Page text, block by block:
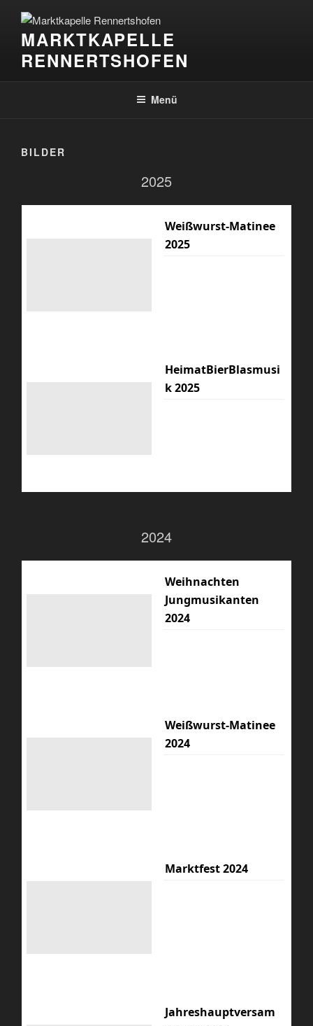
Inhalt
springenMARKTKAPELLE
RENNERTSHOFEN
Menü
BILDER
2025
Weißwurst-Matinee
2025
HeimatBierBlasmusi
k 2025
2024
Weihnachten
Jungmusikanten
2024
Weißwurst-Matinee
2024
Marktfest 2024
Jahreshauptversam